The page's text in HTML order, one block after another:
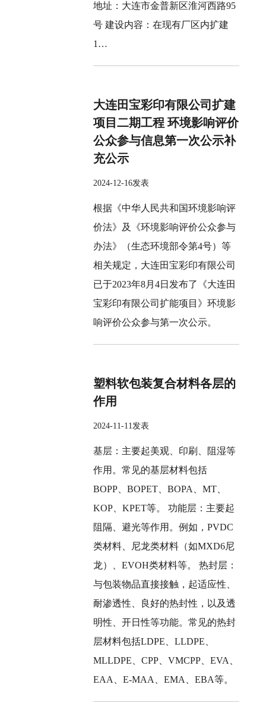
地址：大连市金普新区淮河西路95
号 建设内容：在现有厂区内扩建
1…
大连田宝彩印有限公司扩建
项目二期工程 环境影响评价
公众参与信息第一次公示补
充公示
2024-12-16发表
根据《中华人民共和国环境影响评
价法》及《环境影响评价公众参与
办法》（生态环境部令第4号）等
相关规定，大连田宝彩印有限公司
已于2023年8月4日发布了《大连田
宝彩印有限公司扩能项目》环境影
响评价公众参与第一次公示。
塑料软包装复合材料各层的
作用
2024-11-11发表
‌基层‌：主要起美观、印刷、阻湿等
作用。常见的基层材料包括
BOPP、BOPET、BOPA、MT、
KOP、KPET等。 ‌功能层‌：主要起
阻隔、避光等作用。例如，PVDC
类材料、尼龙类材料（如MXD6尼
龙）、EVOH类材料等。 ‌热封层‌：
与包装物品直接接触，起适应性、
耐渗透性、良好的热封性，以及透
明性、开日性等功能。常见的热封
层材料包括LDPE、LLDPE、
MLLDPE、CPP、VMCPP、EVA、
EAA、E-MAA、EMA、EBA等。